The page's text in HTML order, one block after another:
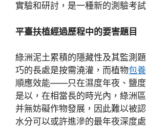
實驗和研討，是一種新的測驗考試
平臺扶植經過歷程中的要害題目
綠洲泥土累積的隱藏性及其監測
巧的長處是按需澆灌，而植物包
順應效能——只在濕度年夜、鹽度
是以，在相當長的時光內，綠洲
并無妨礙作物發展，因此難以被
水分可以或許進滲的最年夜深度